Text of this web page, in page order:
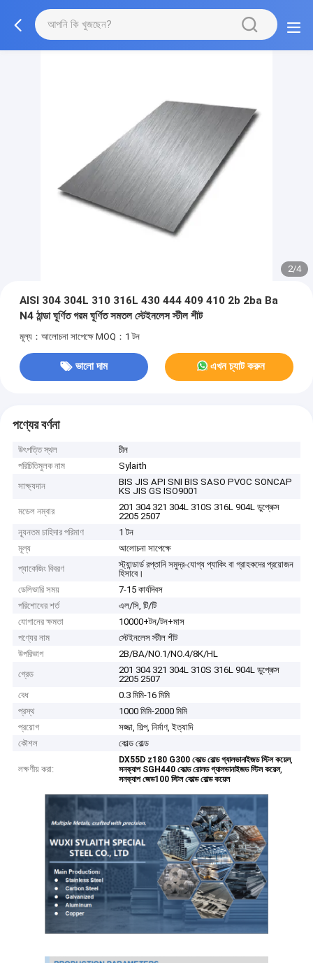
2/4
AISI 304 304L 310 316L 430 444 409 410 2b 2ba Ba
N4 ঠান্ডা ঘূর্ণিত গরম ঘূর্ণিত সমতল স্টেইনলেস স্টীল শীট
মূল্য：আলোচনা সাপেক্ষে MOQ：1 টন
ভালো দাম এখন চ্যাট করুন
পণ্যের বর্ণনা
উৎপত্তি স্থল
চীন
পরিচিতিমুলক নাম
Sylaith
সাক্ষ্যদান
BIS JIS API SNI BIS SASO PVOC SONCAP
KS JIS GS ISO9001
মডেল নম্বার
201 304 321 304L 310S 316L 904L ডুপ্লেক্স
2205 2507
ন্যূনতম চাহিদার পরিমাণ
1 টন
মূল্য
আলোচনা সাপেক্ষে
প্যাকেজিং বিবরণ
স্ট্যান্ডার্ড রপ্তানি সমুদ্র-যোগ্য প্যাকিং বা গ্রাহকদের প্রয়োজন
হিসাবে।
ডেলিভারি সময়
7-15 কার্যদিবস
পরিশোধের শর্ত
এল/সি, টি/টি
যোগানের ক্ষমতা
10000+টন/টন+মাস
পণ্যের নাম
স্টেইনলেস স্টীল শীট
উপরিভাগ
2B/BA/NO.1/NO.4/8K/HL
গ্রেড
201 304 321 304L 310S 316L 904L ডুপ্লেক্স
2205 2507
বেধ
0.3 মিমি-16 মিমি
প্রস্থ
1000 মিমি-2000 মিমি
প্রয়োগ
সজ্জা, শিল্প, নির্মাণ, ইত্যাদি
কৌশল
কোল্ড রোল্ড
লক্ষণীয় করা:
DX55D z180 G300 কোল্ড রোল্ড গ্যালভানাইজড স্টিল কয়েল,
সনক্যাপ SGH440 কোল্ড রোলড গ্যালভানাইজড স্টিল কয়েল,
সনক্যাপ জেড100 স্টিল কোল্ড রোল্ড কয়েল